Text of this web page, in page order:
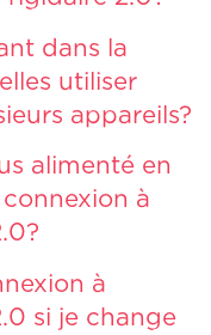
dans la
utiliser
appareils?
alimenté en
à
à
si je change